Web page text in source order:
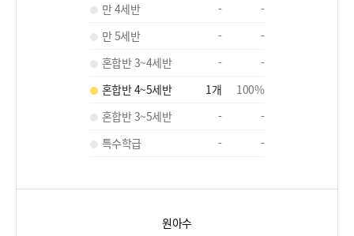
만 4세반
-
-
만 5세반
-
-
혼합반 3~4세반
-
-
혼합반 4~5세반
1개 100%
혼합반 3~5세반
-
-
특수학급
- -
원아수